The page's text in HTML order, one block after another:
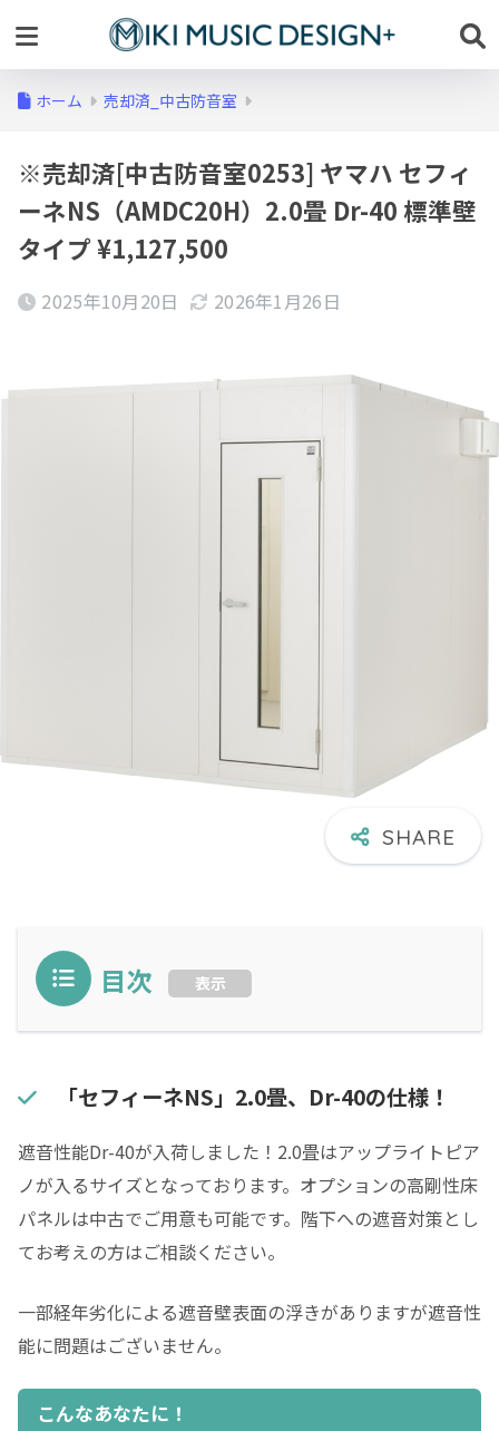
ホーム 売却済_中古防音室
※売却済[中古防音室0253] ヤマハ セフィ
ーネNS（AMDC20H）2.0畳 Dr-40 標準壁
タイプ ¥1,127,500
2025年10月20日 2026年1月26日
目次 表示
「セフィーネNS」2.0畳、Dr-40の仕様！
遮音性能Dr-40が入荷しました！2.0畳はアップライトピア
ノが入るサイズとなっております。オプションの高剛性床
パネルは中古でご用意も可能です。階下への遮音対策とし
てお考えの方はご相談ください。
一部経年劣化による遮音壁表面の浮きがありますが遮音性
能に問題はございません。
こんなあなたに！